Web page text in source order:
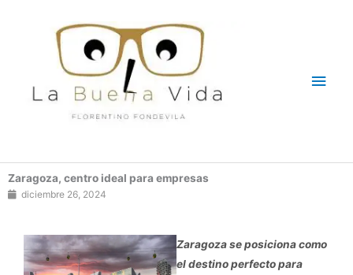
Zaragoza, centro ideal para empresas
diciembre 26, 2024
Zaragoza se posiciona como
el destino perfecto para